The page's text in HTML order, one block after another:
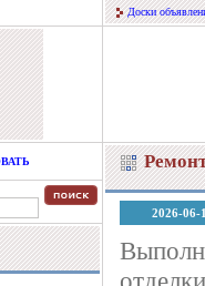
Доски
2026-06-